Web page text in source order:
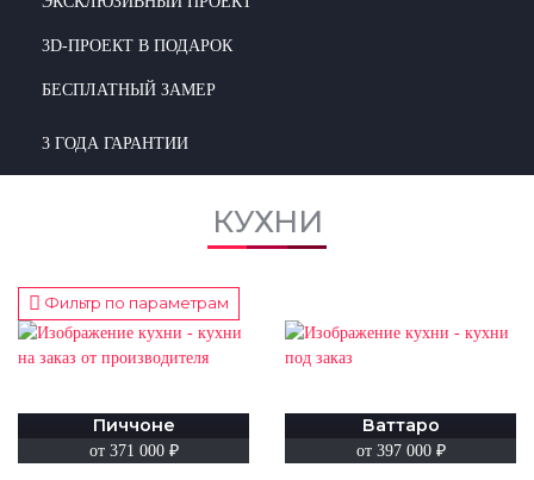
3D-ПРОЕКТ В ПОДАРОК
БЕСПЛАТНЫЙ ЗАМЕР
3 ГОДА ГАРАНТИИ
КУХНИ
Фильтр по параметрам
Пиччоне
от 371 000 ₽
Ваттаро
от 397 000 ₽